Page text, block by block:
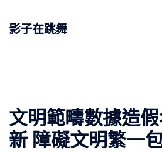
影子在跳舞
文明範疇數據造
新 障礙文明繁一